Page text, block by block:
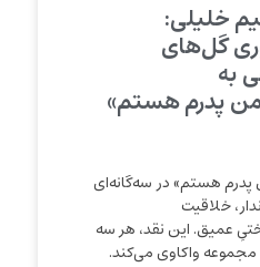
خلیلی:
گل‌های
به
پدرم هستم»
هستم» در سه‌گانه‌ای
خلاقیت
عمیق. این نقد، هر سه
واکاوی می‌کند.